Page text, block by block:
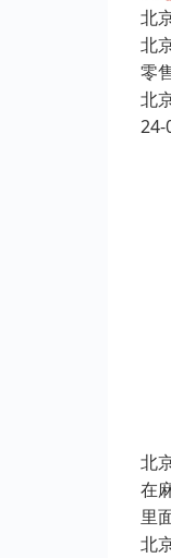
北
北
零
北
24-
北
在
里
北